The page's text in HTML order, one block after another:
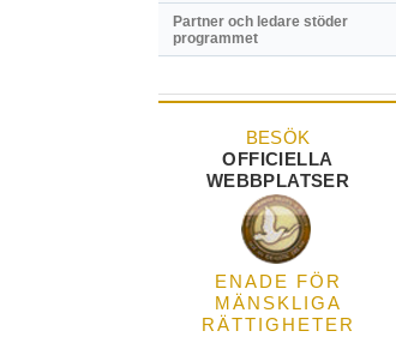
Partner och ledare stöder
programmet
BESÖK
OFFICIELLA
WEBBPLATSER
ENADE FÖR
MÄNSKLIGA
RÄTTIGHETER